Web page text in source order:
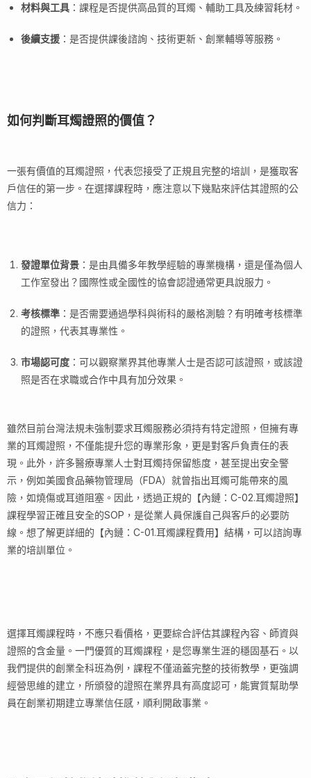
材料與工具 ：課程是否提供高品質的耳燭、輔助工具及練習耗材。
後續支援 ：是否提供課後諮詢、技術更新、創業輔導等服務。
如何判斷耳燭證照的價值？
一張有價值的耳燭證照，代表您接受了正規且完整的培訓，是獲取客
戶信任的第一步。在選擇課程時，應注意以下幾點來評估其證照的公
信力：
發證單位背景 ：是由具備多年教學經驗的專業機構，還是僅為個人
工作室發出？國際性或全國性的協會認證通常更具說服力。
考核標準 ：是否需要通過學科與術科的嚴格測驗？有明確考核標準
的證照，代表其專業性。
市場認可度 ：可以觀察業界其他專業人士是否認可該證照，或該證
照是否在求職或合作中具有加分效果。
雖然目前台灣法規未強制要求耳燭服務必須持有特定證照，但擁有專
業的耳燭證照，不僅能提升您的專業形象，更是對客戶負責任的表
現。此外，許多醫療專業人士對耳燭持保留態度，甚至提出安全警
示，例如美國食品藥物管理局（FDA）就曾指出耳燭可能帶來的風
險，如燒傷或耳道阻塞。因此，透過正規的【內鏈：C-02.耳燭證照】
課程學習正確且安全的SOP，是從業人員保護自己與客戶的必要防
線。想了解更詳細的【內鏈：C-01.耳燭課程費用】結構，可以諮詢專
業的培訓單位。
選擇耳燭課程時，不應只看價格，更要綜合評估其課程內容、師資與
證照的含金量。一門優質的耳燭課程，是您專業生涯的穩固基石。以
我們提供的創業全科班為例，課程不僅涵蓋完整的技術教學，更強調
經營思維的建立，所頒發的證照在業界具有高度認可，能實質幫助學
員在創業初期建立專業信任感，順利開啟事業。